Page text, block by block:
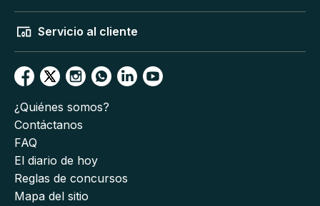
Servicio al cliente
¿Quiénes somos?
Contáctanos
FAQ
El diario de hoy
Reglas de concursos
Mapa del sitio